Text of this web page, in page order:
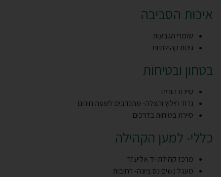
איכות הסביבה
שומרי הגבעות
גינות קהילתיות
בטחון ובטיחות
סיירת הורים
גדוד חילוץ והצלה- מתנדבים לשעת חירום
סיירת בטיחות בדרכים
כללי- למען הקהילה
מרכז קהילתי יד אליעזר
מעגל נשים נס ציונה- רחובות